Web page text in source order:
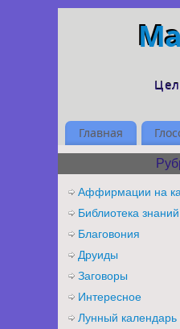
Главная
Аффирмации на
Библиотека знаний
Благовония
Друиды
Заговоры
Интересное
Лунный календарь